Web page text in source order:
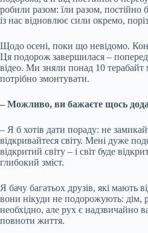
робили разом: їли разом, постійно
із нас відновлює сили окремо,
Щодо осені, поки що невідомо.
Ця подорож завершилася –
відео. Ми зняли понад 10 терабайт
потрібно змонтувати.
– Можливо, ви бажаєте щось
– Я б хотів дати пораду: не
відкривайтеся світу. Мені дуже
відкритий світу – і світ буде
глибокий зміст.
Я бачу багатьох друзів, які мають
вони нікуди не подорожують: дім,
необхідно, але рух є надзвичайно
повноти життя.